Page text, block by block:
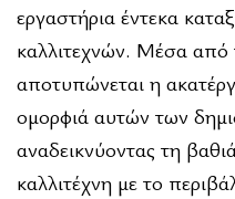
εργαστήρια έντεκα
καλλιτεχνών. Μέσα από
αποτυπώνεται η
ομορφιά αυτών των
αναδεικνύοντας τη
καλλιτέχνη με το